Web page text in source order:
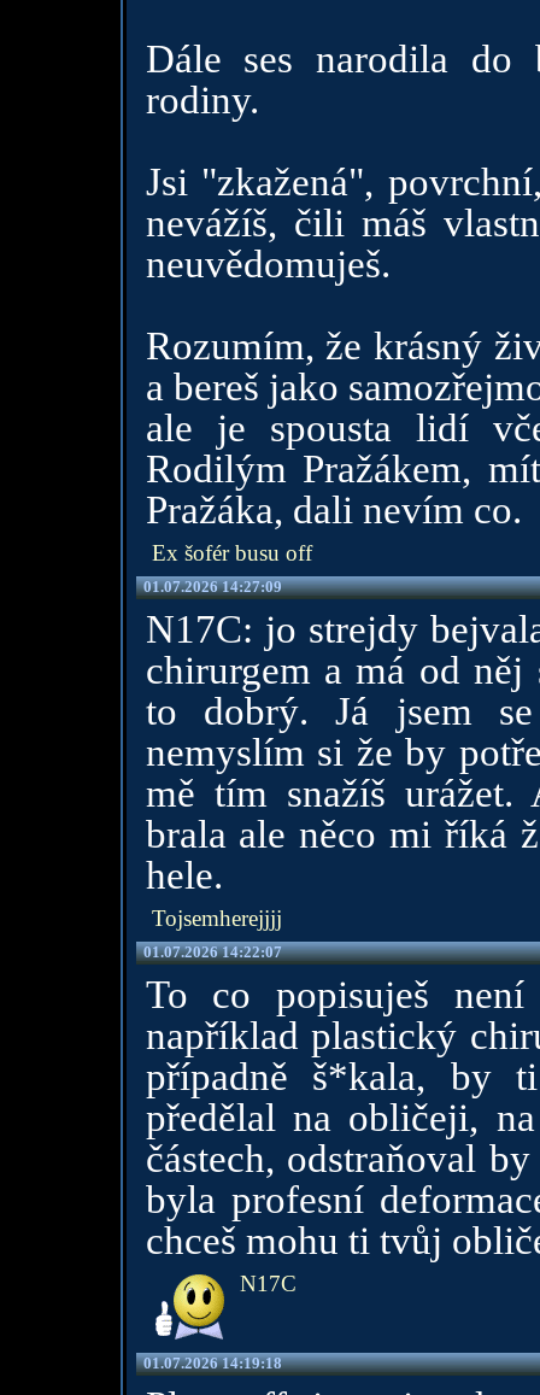
Dále ses narodila do
rodiny.
Jsi "zkažená",
nevážíš, čili máš
neuvědomuješ.
Rozumím, že krásný
a bereš jako
ale je spousta lidí
Rodilým Pražákem,
Pražáka, dali nevím co.
Ex šofér busu off
01.07.2026 14:27:09
N17C: jo strejdy
chirurgem a má od něj
to dobrý. Já jsem se
nemyslím si že by
mě tím snažíš
brala ale něco mi říká
hele.
Tojsemherejjjj
01.07.2026 14:22:07
To co popisuješ
například plastický
případně š*kala, by
předělal na obličeji,
částech, odstraňoval
byla profesní
chceš mohu ti tvůj
N17C
01.07.2026 14:19:18